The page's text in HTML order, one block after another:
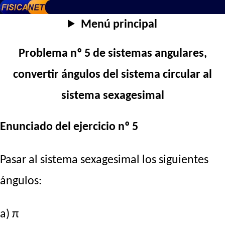
Menú principal
Problema nº 5 de sistemas angulares,
convertir ángulos del sistema circular al
sistema sexagesimal
Enunciado del ejercicio nº 5
Pasar al sistema sexagesimal los siguientes
ángulos:
a) π